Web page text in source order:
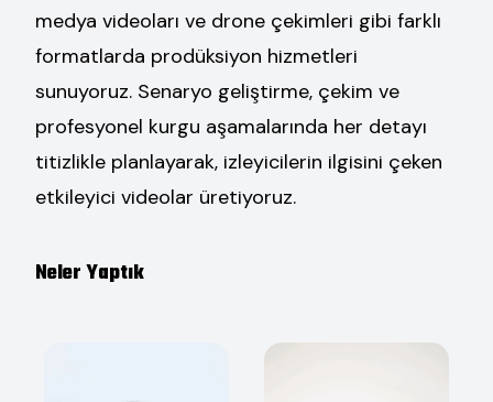
medya videoları ve drone çekimleri gibi farklı
formatlarda prodüksiyon hizmetleri
sunuyoruz. Senaryo geliştirme, çekim ve
profesyonel kurgu aşamalarında her detayı
titizlikle planlayarak, izleyicilerin ilgisini çeken
etkileyici videolar üretiyoruz.
Neler Yaptık